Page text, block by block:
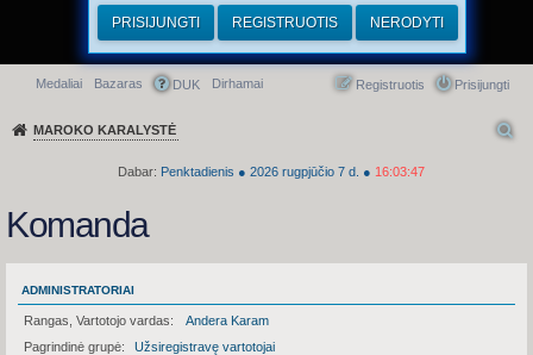
Greitasis meniu
Medaliai Bazaras DUK Dirhamai Prisijungti
Registruotis
MAROKO KARALYSTĖ
Dabar: Penktadienis ● 2026 rugpjūčio 7 d. ● 16:03:47
PRISIJUNGTI REGISTRUOTIS NERODYTI
Komanda
ADMINISTRATORIAI
Rangas, Vartotojo vardas
Andera Karam
Pagrindinė grupė
Užsiregistravę vartotojai